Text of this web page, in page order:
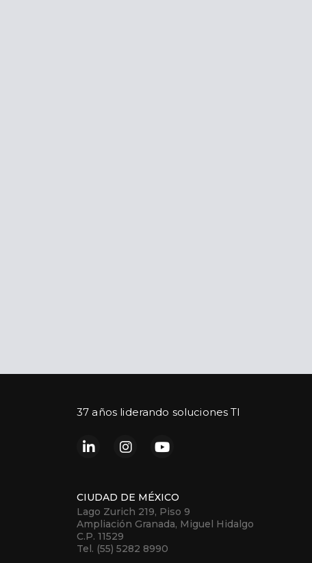
37 años liderando soluciones TI
CIUDAD DE MÉXICO
Lago Zurich 219, Piso 9
Ampliación Granada, Miguel Hidalgo
C.P. 11529
Tel. (55) 5282 8990